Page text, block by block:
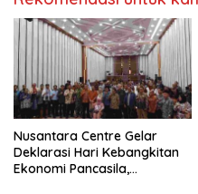
Nusantara Centre Gelar
Deklarasi Hari Kebangkitan
Ekonomi Pancasila,